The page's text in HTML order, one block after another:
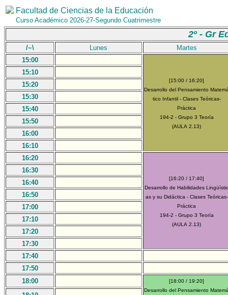
Facultad de Ciencias de la Educación
Curso Académico 2026-27-Segundo Cuatrimestre
2º - Gr
/~\ Lunes
Martes
15:00
[15:00 / 16:20]
Desarrollo del Pensamiento
tico Infantil - Clases Teóricas-
Práctica
194-2 - Grupo 3 Teoría
(AULA 2.13)
15:10
15:20
15:30
15:40
15:50
16:00
16:10
16:20
[16:20 / 17:40]
Desarrollo de Habilidades Lingüístic
as y su Didáctica - Clases Teóricas-
Práctica
194-2 - Grupo 3 Teoría
(AULA 2.13)
16:30
16:40
16:50
17:00
17:10
17:20
17:30
17:40
17:50
18:00
[18:00 / 19:20]
Desarrollo del Pensamiento